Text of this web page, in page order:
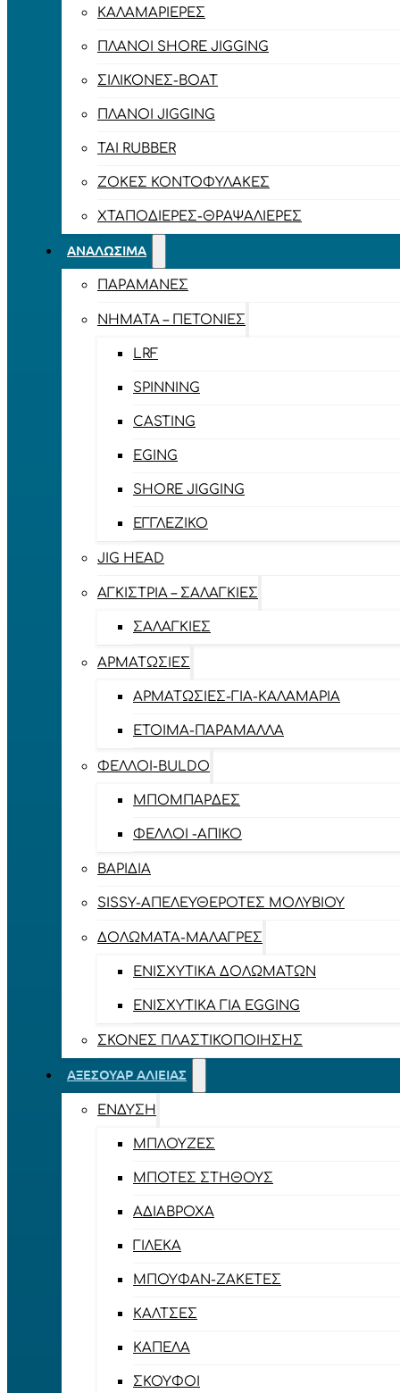
ΚΑΛΑΜΑΡΙΈΡΕΣ
ΠΛΆΝΟΙ SHORE JIGGING
ΣΙΛΙΚΌΝΕΣ-BOAT
ΠΛΆΝΟΙ JIGGING
TAI RUBBER
ΖΌΚΕΣ ΚΟΝΤΟΦΎΛΑΚΕΣ
ΧΤΑΠΟΔΙΈΡΕΣ-ΘΡΑΨΑΛΙΈΡΕΣ
ΑΝΑΛΏΣΙΜΑ
ΠΑΡΑΜΆΝΕΣ
ΝΉΜΑΤΑ – ΠΕΤΟΝΙΈΣ
LRF
SPINNING
CASTING
EGING
SHORE JIGGING
ΕΓΓΛΈΖΙΚΟ
JIG HEAD
ΑΓΚΊΣΤΡΙΑ – ΣΑΛΑΓΚΙΈΣ
ΣΑΛΑΓΚΙΈΣ
ΑΡΜΑΤΩΣΙΈΣ
ΑΡΜΑΤΩΣΙΈΣ-ΓΙΑ-ΚΑΛΑΜΆΡΙΑ
ΈΤΟΙΜΑ-ΠΑΡΆΜΑΛΛΑ
ΦΕΛΛΟΊ-BULDO
ΜΠΟΜΠΆΡΔΕΣ
ΦΕΛΛΟΊ -ΑΠΊΚΟ
ΒΑΡΊΔΙΑ
SISSY-ΑΠΕΛΕΥΘΕΡΟΤΈΣ ΜΟΛΥΒΙΟΎ
ΔΟΛΏΜΑΤΑ-ΜΑΛΆΓΡΕΣ
ΕΝΙΣΧΥΤΙΚΆ ΔΟΛΩΜΆΤΩΝ
ΕΝΙΣΧΥΤΙΚΆ ΓΙΑ EGGING
ΣΚΌΝΕΣ ΠΛΑΣΤΙΚΟΠΟΊΗΣΗΣ
ΑΞΕΣΟΥΆΡ ΑΛΙΕΊΑΣ
ΈΝΔΥΣΗ
ΜΠΛΟΎΖΕΣ
ΜΠΌΤΕΣ ΣΤΉΘΟΥΣ
ΑΔΙΆΒΡΟΧΑ
ΓΙΛΈΚΑ
ΜΠΟΥΦΆΝ-ΖΑΚΈΤΕΣ
ΚΆΛΤΣΕΣ
ΚΑΠΈΛΑ
ΣΚΟΎΦΟΙ